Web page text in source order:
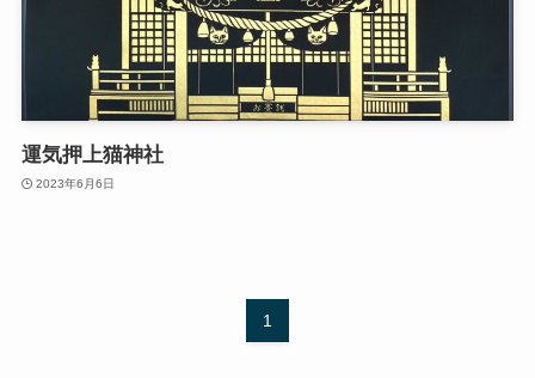
運気押上猫神社
2023年6月6日
1